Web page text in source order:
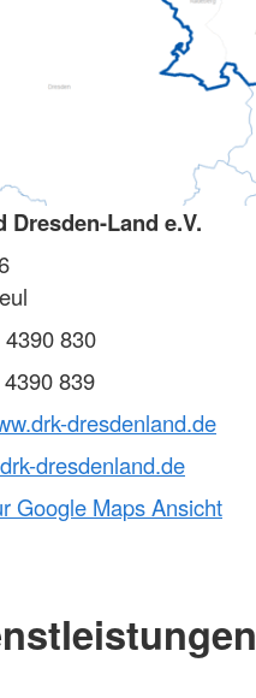
Dresden-Land e.V.
830
839
dresdenland.de
dresdenland.de
Google Maps Ansicht